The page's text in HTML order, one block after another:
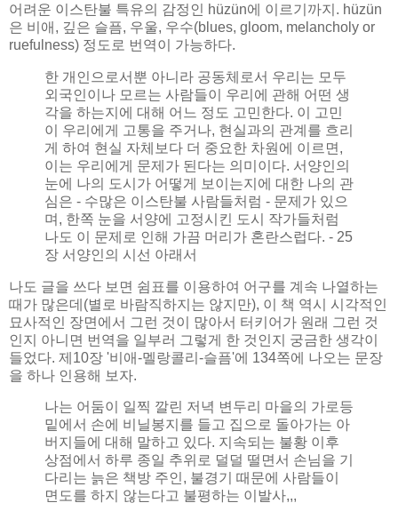
어려운 이스탄불 특유의 감정인 hüzün에 이르기까지. hüzün
은 비애, 깊은 슬픔, 우울, 우수(blues, gloom, melancholy or
ruefulness) 정도로 번역이 가능하다.
한 개인으로서뿐 아니라 공동체로서 우리는 모두
외국인이나 모르는 사람들이 우리에 관해 어떤 생
각을 하는지에 대해 어느 정도 고민한다. 이 고민
이 우리에게 고통을 주거나, 현실과의 관계를 흐리
게 하여 현실 자체보다 더 중요한 차원에 이르면,
이는 우리에게 문제가 된다는 의미이다. 서양인의
눈에 나의 도시가 어떻게 보이는지에 대한 나의 관
심은 - 수많은 이스탄불 사람들처럼 - 문제가 있으
며, 한쪽 눈을 서양에 고정시킨 도시 작가들처럼
나도 이 문제로 인해 가끔 머리가 혼란스럽다. - 25
장 서양인의 시선 아래서
나도 글을 쓰다 보면 쉼표를 이용하여 어구를 계속 나열하는
때가 많은데(별로 바람직하지는 않지만), 이 책 역시 시각적인
묘사적인 장면에서 그런 것이 많아서 터키어가 원래 그런 것
인지 아니면 번역을 일부러 그렇게 한 것인지 궁금한 생각이
들었다. 제10장 '비애-멜랑콜리-슬픔'에 134쪽에 나오는 문장
을 하나 인용해 보자.
나는 어둠이 일찍 깔린 저녁 변두리 마을의 가로등
밑에서 손에 비닐봉지를 들고 집으로 돌아가는 아
버지들에 대해 말하고 있다. 지속되는 불황 이후
상점에서 하루 종일 추위로 덜덜 떨면서 손님을 기
다리는 늙은 책방 주인, 불경기 때문에 사람들이
면도를 하지 않는다고 불평하는 이발사,,,